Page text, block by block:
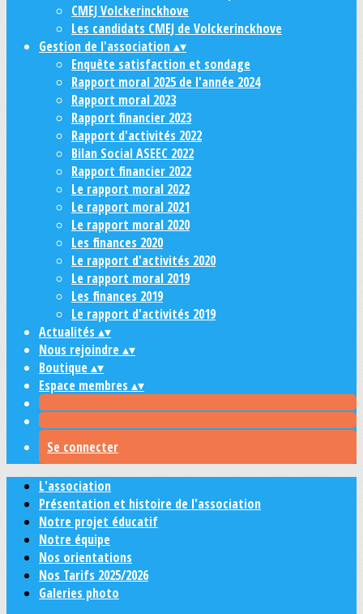
CMEJ Volckerinckhove
Les candidats CMEJ de Volckerinckhove
Gestion de l'association▴▾
Enquête satisfaction et sondage
Rapport moral 2025 de l'année 2024
Rapport moral 2023
Rapport financier 2023
Rapport d'activités 2022
Bilan Social ASEEC 2022
Rapport financier 2022
Le rapport moral 2022
Le rapport moral 2021
Le rapport moral 2020
Les finances 2020
Le rapport d'activités 2020
Le rapport moral 2019
Les finances 2019
Le rapport d'activités 2019
Actualités ▴▾
Nous rejoindre▴▾
Boutique▴▾
Espace membres ▴▾
Se connecter
L'association
Présentation et histoire de l'association
Notre projet éducatif
Notre équipe
Nos orientations
Nos Tarifs 2025/2026
Galeries photo